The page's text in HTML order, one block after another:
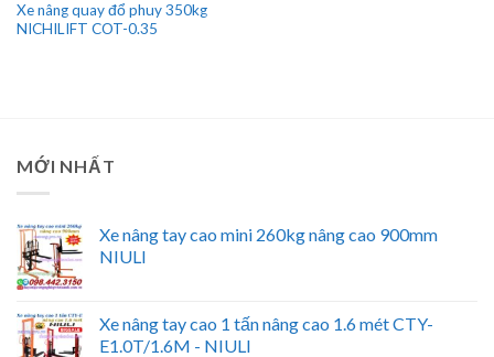
Xe nâng quay đổ phuy 350kg
NICHILIFT COT-0.35
MỚI NHẤT
Xe nâng tay cao mini 260kg nâng cao 900mm
NIULI
Xe nâng tay cao 1 tấn nâng cao 1.6 mét CTY-
E1.0T/1.6M - NIULI